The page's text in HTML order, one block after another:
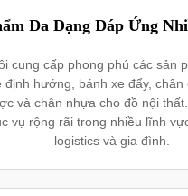
Đa Dạng Đáp Ứng
cung cấp phong phú các sản
định hướng, bánh xe đẩy, chân
và chân nhựa cho đồ nội
vụ rộng rãi trong nhiều lĩnh
logistics và gia đình.